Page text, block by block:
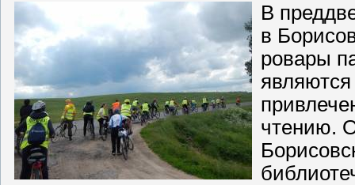
В
в
ровары
чтению.